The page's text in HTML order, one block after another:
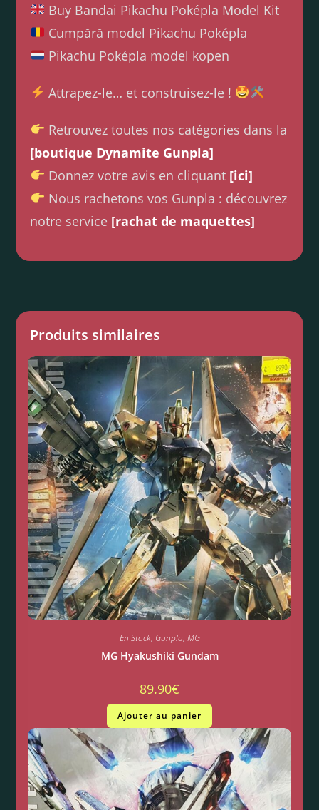
Buy Bandai Pikachu Poképla Model Kit
Cumpără model Pikachu Poképla
Pikachu Poképla model kopen
Attrapez-le… et construisez-le !
Retrouvez toutes nos catégories dans la
[boutique Dynamite Gunpla]
Donnez votre avis en cliquant [ici]
Nous rachetons vos Gunpla : découvrez
notre service [rachat de maquettes]
Produits similaires
En Stock, Gunpla, MG
MG Hyakushiki Gundam
89.90€
Ajouter au panier